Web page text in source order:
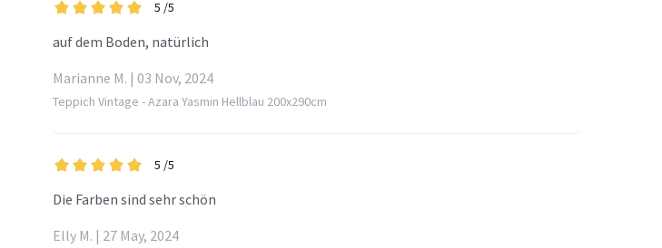
5 /5
auf dem Boden, natürlich
Marianne M. | 03 Nov, 2024
Teppich Vintage - Azara Yasmin Hellblau 200x290cm
5 /5
Die Farben sind sehr schön
Elly M. | 27 May, 2024